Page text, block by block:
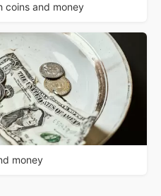
coins and money
money